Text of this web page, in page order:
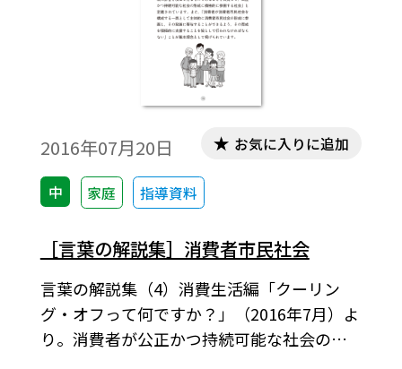
2016年07月20日
中 家庭 指導資料
お気に入りに追加
［言葉の解説集］消費者市民社会
言葉の解説集（4）消費生活編「クーリン
グ・オフって何ですか？」（2016年7月）よ
り。消費者が公正かつ持続可能な社会の形